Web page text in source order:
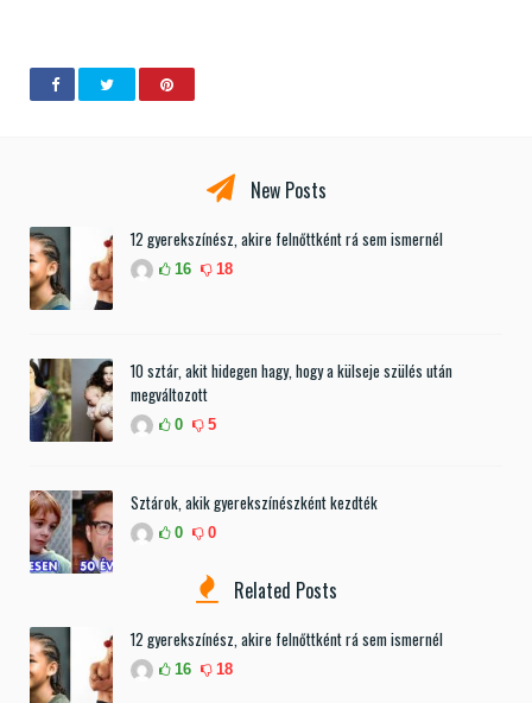
New Posts
12 gyerekszínész, akire felnőttként rá sem ismernél
16 18
10 sztár, akit hidegen hagy, hogy a külseje szülés után
megváltozott
0 5
Sztárok, akik gyerekszínészként kezdték
0 0
Related Posts
12 gyerekszínész, akire felnőttként rá sem ismernél
16 18